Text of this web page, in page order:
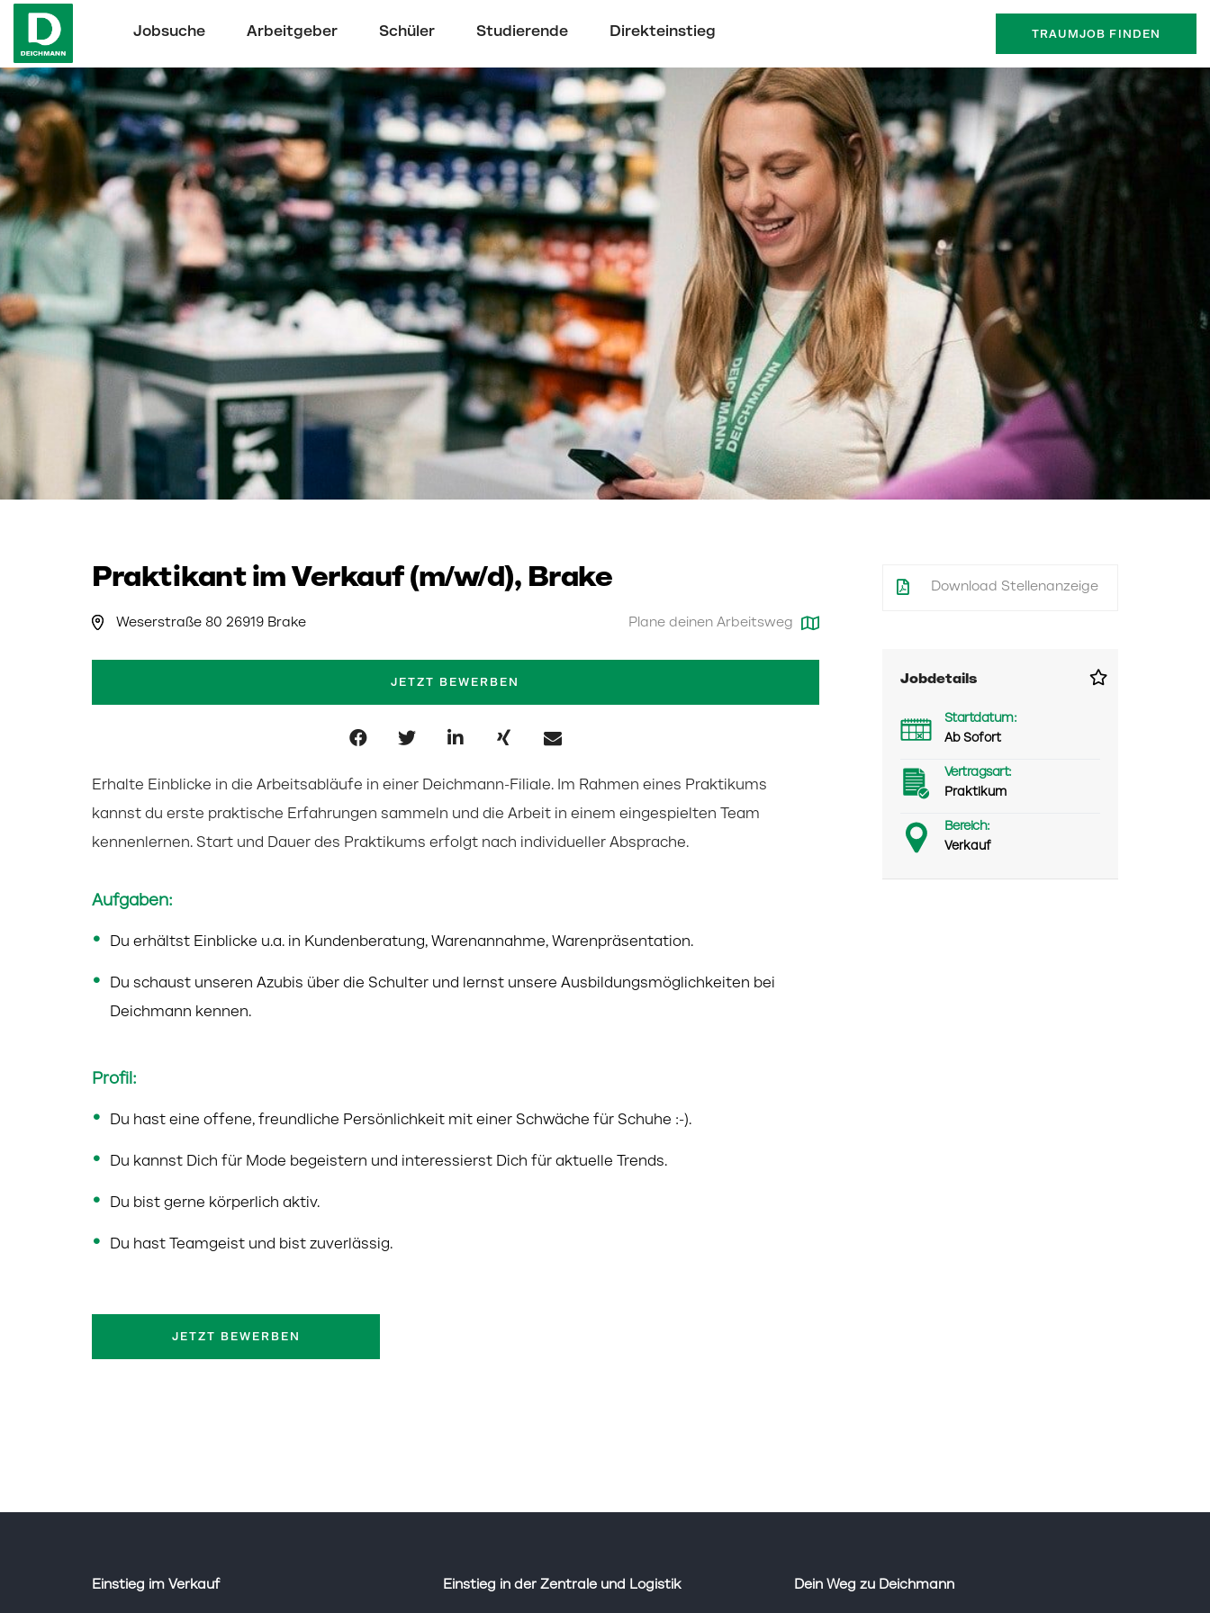
Jobsuche Arbeitgeber Schüler Studierende Direkteinstieg TRAUMJOB FINDEN
Praktikant im Verkauf (m/w/d), Brake
Weserstraße 80 26919 Brake Plane deinen Arbeitsweg
JETZT BEWERBEN
Erhalte Einblicke in die Arbeitsabläufe in einer Deichmann-Filiale. Im Rahmen eines Praktikums
kannst du erste praktische Erfahrungen sammeln und die Arbeit in einem eingespielten Team
kennenlernen. Start und Dauer des Praktikums erfolgt nach individueller Absprache.
Aufgaben:
Du erhältst Einblicke u.a. in Kundenberatung, Warenannahme, Warenpräsentation.
Du schaust unseren Azubis über die Schulter und lernst unsere Ausbildungsmöglichkeiten bei
Deichmann kennen.
Profil:
Du hast eine offene, freundliche Persönlichkeit mit einer Schwäche für Schuhe :-).
Du kannst Dich für Mode begeistern und interessierst Dich für aktuelle Trends.
Du bist gerne körperlich aktiv.
Du hast Teamgeist und bist zuverlässig.
JETZT BEWERBEN
Download Stellenanzeige
Jobdetails
Startdatum:
Ab Sofort
Vertragsart:
Praktikum
Bereich:
Verkauf
Einstieg im Verkauf Einstieg in der Zentrale und Logistik Dein Weg zu Deichmann